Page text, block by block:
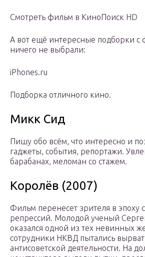
Смотреть фильм в КиноПоиск HD
А вот ещё интересные подборки с
ничего не выбрали:
iPhones.ru
Подборка отличного кино.
Микк Сид
Пишу обо всём, что интересно и
гаджеты, события, репортажи.
барабанах, меломан со стажем.
Королёв (2007)
Фильм перенесет зрителя в эпоху
репрессий. Молодой ученый
оказался одной из тех невинных
сотрудники НКВД пытались
антисоветской деятельности. На